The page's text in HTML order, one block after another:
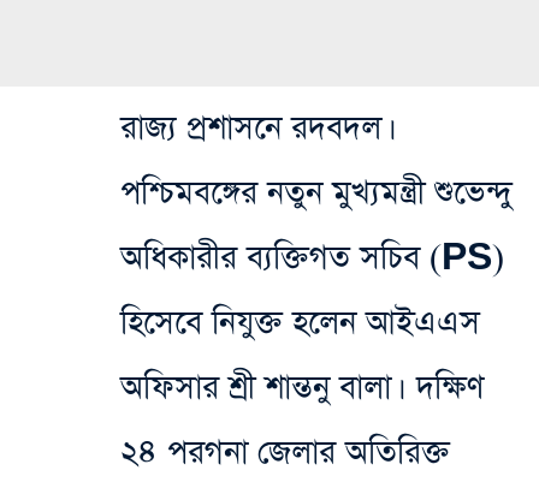
রাজ্য প্রশাসনে রদবদল।
পশ্চিমবঙ্গের নতুন মুখ্যমন্ত্রী শুভেন্দু
অধিকারীর ব্যক্তিগত সচিব (PS)
হিসেবে নিযুক্ত হলেন আইএএস
অফিসার শ্রী শান্তনু বালা। দক্ষিণ
২৪ পরগনা জেলার অতিরিক্ত